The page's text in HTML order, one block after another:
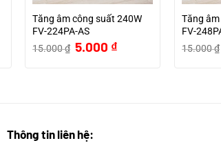
Tăng âm công suất 240W
FV-224PA-AS
15.000₫ Giá
gốc
5.000 ₫
Tăng
FV-
15.000₫
Thông tin liên hệ: